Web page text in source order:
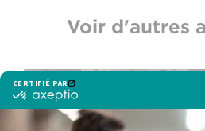
Voir d'autres